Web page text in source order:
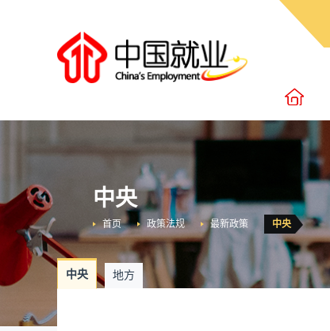
中央
中央
最新政策
政策法规
首页
中央 地方